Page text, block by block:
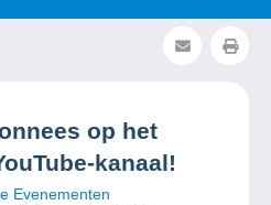
op het
kanaal!
Evenementen